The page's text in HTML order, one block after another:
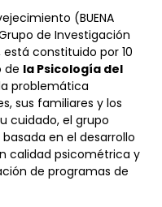
(BUENA
de Investigación
está constituido por 10
de la Psicología del
problemática
sus familiares y los
cuidado, el grupo
en el desarrollo
calidad psicométrica y
de programas de